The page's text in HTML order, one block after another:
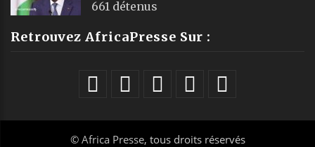
661 détenus
Retrouvez AfricaPresse Sur :
© Africa Presse, tous droits réservés